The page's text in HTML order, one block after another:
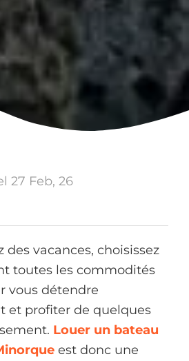
27 Feb, 26
des vacances, choisissez
toutes les commodités
vous détendre
et profiter de quelques
Louer un bateau
est donc une